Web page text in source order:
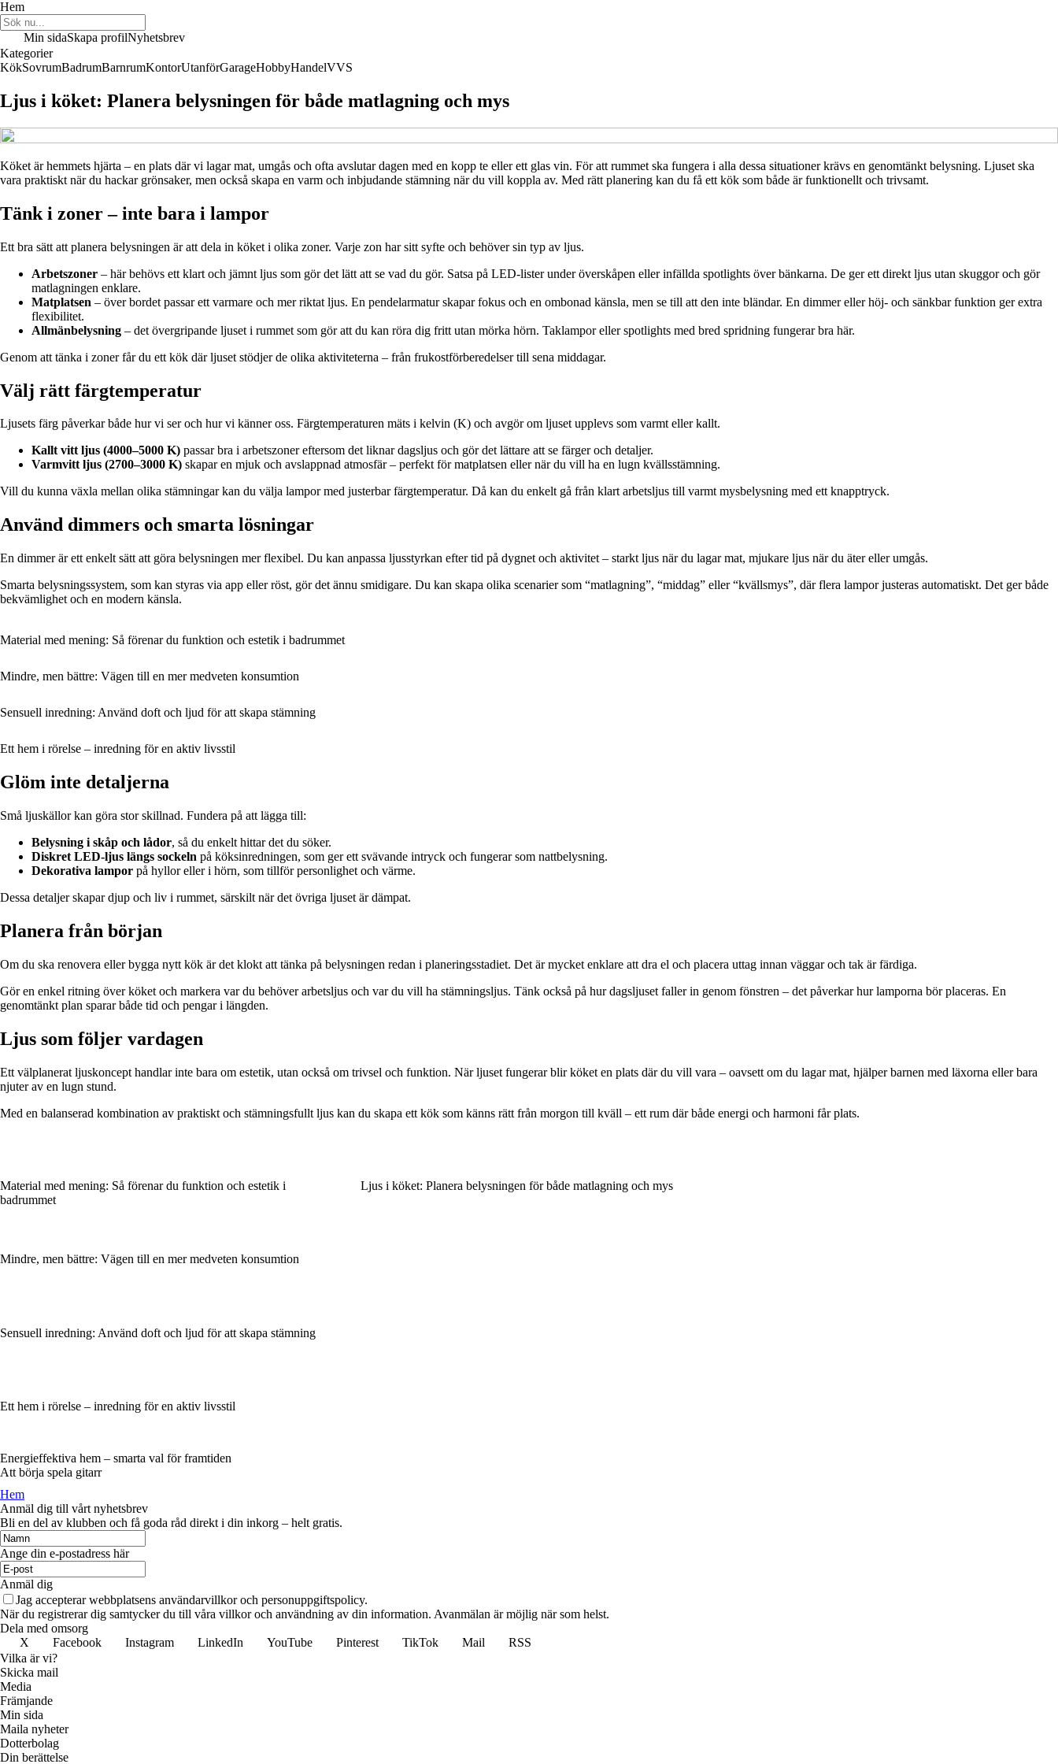
Hem
Min sidaSkapa profilNyhetsbrev
Kategorier
KökSovrumBadrumBarnrumKontorUtanförGarageHobbyHandelVVS
Ljus i köket: Planera belysningen för både matlagning och mys
Köket är hemmets hjärta – en plats där vi lagar mat, umgås och ofta avslutar dagen med en kopp te eller ett glas vin. För att rummet ska fungera i alla dessa situationer krävs en genomtänkt belysning. Ljuset ska
vara praktiskt när du hackar grönsaker, men också skapa en varm och inbjudande stämning när du vill koppla av. Med rätt planering kan du få ett kök som både är funktionellt och trivsamt.
Tänk i zoner – inte bara i lampor
Ett bra sätt att planera belysningen är att dela in köket i olika zoner. Varje zon har sitt syfte och behöver sin typ av ljus.
Arbetszoner – här behövs ett klart och jämnt ljus som gör det lätt att se vad du gör. Satsa på LED-lister under överskåpen eller infällda spotlights över bänkarna. De ger ett direkt ljus utan skuggor och gör
matlagningen enklare.
Matplatsen – över bordet passar ett varmare och mer riktat ljus. En pendelarmatur skapar fokus och en ombonad känsla, men se till att den inte bländar. En dimmer eller höj- och sänkbar funktion ger extra
flexibilitet.
Allmänbelysning – det övergripande ljuset i rummet som gör att du kan röra dig fritt utan mörka hörn. Taklampor eller spotlights med bred spridning fungerar bra här.
Genom att tänka i zoner får du ett kök där ljuset stödjer de olika aktiviteterna – från frukostförberedelser till sena middagar.
Välj rätt färgtemperatur
Ljusets färg påverkar både hur vi ser och hur vi känner oss. Färgtemperaturen mäts i kelvin (K) och avgör om ljuset upplevs som varmt eller kallt.
Kallt vitt ljus (4000–5000 K) passar bra i arbetszoner eftersom det liknar dagsljus och gör det lättare att se färger och detaljer.
Varmvitt ljus (2700–3000 K) skapar en mjuk och avslappnad atmosfär – perfekt för matplatsen eller när du vill ha en lugn kvällsstämning.
Vill du kunna växla mellan olika stämningar kan du välja lampor med justerbar färgtemperatur. Då kan du enkelt gå från klart arbetsljus till varmt mysbelysning med ett knapptryck.
Använd dimmers och smarta lösningar
En dimmer är ett enkelt sätt att göra belysningen mer flexibel. Du kan anpassa ljusstyrkan efter tid på dygnet och aktivitet – starkt ljus när du lagar mat, mjukare ljus när du äter eller umgås.
Smarta belysningssystem, som kan styras via app eller röst, gör det ännu smidigare. Du kan skapa olika scenarier som “matlagning”, “middag” eller “kvällsmys”, där flera lampor justeras automatiskt. Det ger både
bekvämlighet och en modern känsla.
Material med mening: Så förenar du funktion och estetik i badrummet
Mindre, men bättre: Vägen till en mer medveten konsumtion
Sensuell inredning: Använd doft och ljud för att skapa stämning
Ett hem i rörelse – inredning för en aktiv livsstil
Glöm inte detaljerna
Små ljuskällor kan göra stor skillnad. Fundera på att lägga till:
Belysning i skåp och lådor, så du enkelt hittar det du söker.
Diskret LED-ljus längs sockeln på köksinredningen, som ger ett svävande intryck och fungerar som nattbelysning.
Dekorativa lampor på hyllor eller i hörn, som tillför personlighet och värme.
Dessa detaljer skapar djup och liv i rummet, särskilt när det övriga ljuset är dämpat.
Planera från början
Om du ska renovera eller bygga nytt kök är det klokt att tänka på belysningen redan i planeringsstadiet. Det är mycket enklare att dra el och placera uttag innan väggar och tak är färdiga.
Gör en enkel ritning över köket och markera var du behöver arbetsljus och var du vill ha stämningsljus. Tänk också på hur dagsljuset faller in genom fönstren – det påverkar hur lamporna bör placeras. En
genomtänkt plan sparar både tid och pengar i längden.
Ljus som följer vardagen
Ett välplanerat ljuskoncept handlar inte bara om estetik, utan också om trivsel och funktion. När ljuset fungerar blir köket en plats där du vill vara – oavsett om du lagar mat, hjälper barnen med läxorna eller bara
njuter av en lugn stund.
Med en balanserad kombination av praktiskt och stämningsfullt ljus kan du skapa ett kök som känns rätt från morgon till kväll – ett rum där både energi och harmoni får plats.
Material med mening: Så förenar du funktion och estetik i
badrummet
Mindre, men bättre: Vägen till en mer medveten konsumtion
Sensuell inredning: Använd doft och ljud för att skapa stämning
Ett hem i rörelse – inredning för en aktiv livsstil
Ljus i köket: Planera belysningen för både matlagning och mys
Energieffektiva hem – smarta val för framtiden
Att börja spela gitarr
Hem
Anmäl dig till vårt nyhetsbrev
Bli en del av klubben och få goda råd direkt i din inkorg – helt gratis.
Ange din e-postadress här
Anmäl dig
Jag accepterar webbplatsens användarvillkor och personuppgiftspolicy.
När du registrerar dig samtycker du till våra villkor och användning av din information. Avanmälan är möjlig när som helst.
Dela med omsorg
X
Facebook Instagram LinkedIn YouTube Pinterest TikTok Mail
RSS
Vilka är vi?
Skicka mail
Media
Främjande
Min sida
Maila nyheter
Dotterbolag
Din berättelse